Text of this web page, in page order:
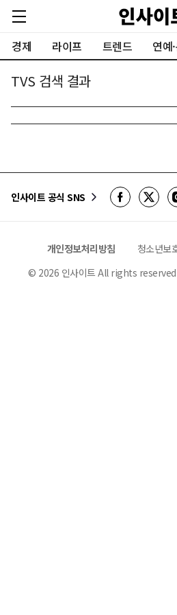
경제 라이프 트렌드 연예
TVS 검색 결과
인사이트 공식 SNS
개인정보처리방침
청소년보
© 2026 인사이트 All rights